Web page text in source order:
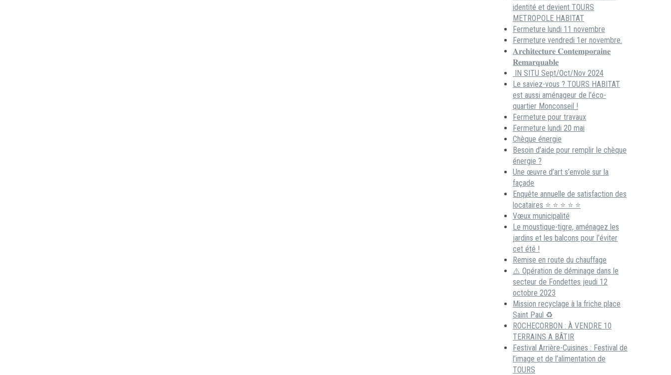
identité et devient TOURS
METROPOLE HABITAT
Fermeture lundi 11 novembre
Fermeture vendredi 1er novembre.
𝐀𝐫𝐜𝐡𝐢𝐭𝐞𝐜𝐭𝐮𝐫𝐞 𝐂𝐨𝐧𝐭𝐞𝐦𝐩𝐨𝐫𝐚𝐢𝐧𝐞
𝐑𝐞𝐦𝐚𝐫𝐪𝐮𝐚𝐛𝐥𝐞
IN SITU Sept/Oct/Nov 2024
Le saviez-vous ? TOURS HABITAT
est aussi aménageur de l’éco-
quartier Monconseil !
Fermeture pour travaux
Fermeture lundi 20 mai
Chèque énergie
Besoin d’aide pour remplir le chèque
énergie ?
Une œuvre d’art s’envole sur la
façade
Enquête annuelle de satisfaction des
locataires ⭐ ⭐ ⭐ ⭐ ⭐
Vœux municipalité
Le moustique-tigre, aménagez les
jardins et les balcons pour l’éviter
cet été !
Remise en route du chauffage
⚠️ Opération de déminage dans le
secteur de Fondettes jeudi 12
octobre 2023
Mission recyclage à la friche place
Saint Paul ♻️
ROCHECORBON : À VENDRE 10
TERRAINS A BÂTIR
Festival Arrière-Cuisines : Festival de
l’image et de l’alimentation de
TOURS